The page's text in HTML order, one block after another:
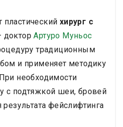
в себе подтяжку
на веках и
остаются в больнице
в 4-
2-3 дополнительных
работает в
и тщательный
хирург с
докторАртуро Муньос
традиционным
и применяет методику
необходимости
с подтяжкой шеи, бровей
фейслифтинга